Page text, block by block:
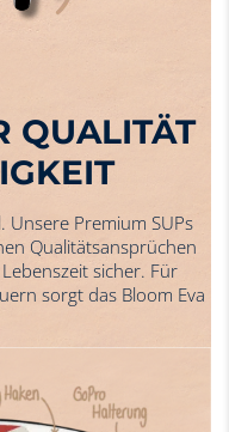
QUALITÄT
Unsere Premium SUPs
Qualitätsansprüchen
sicher. Für
sorgt das Bloom Eva